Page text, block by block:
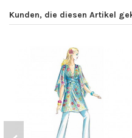
Kunden, die diesen Artikel